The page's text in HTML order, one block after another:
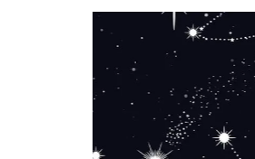
Misschien